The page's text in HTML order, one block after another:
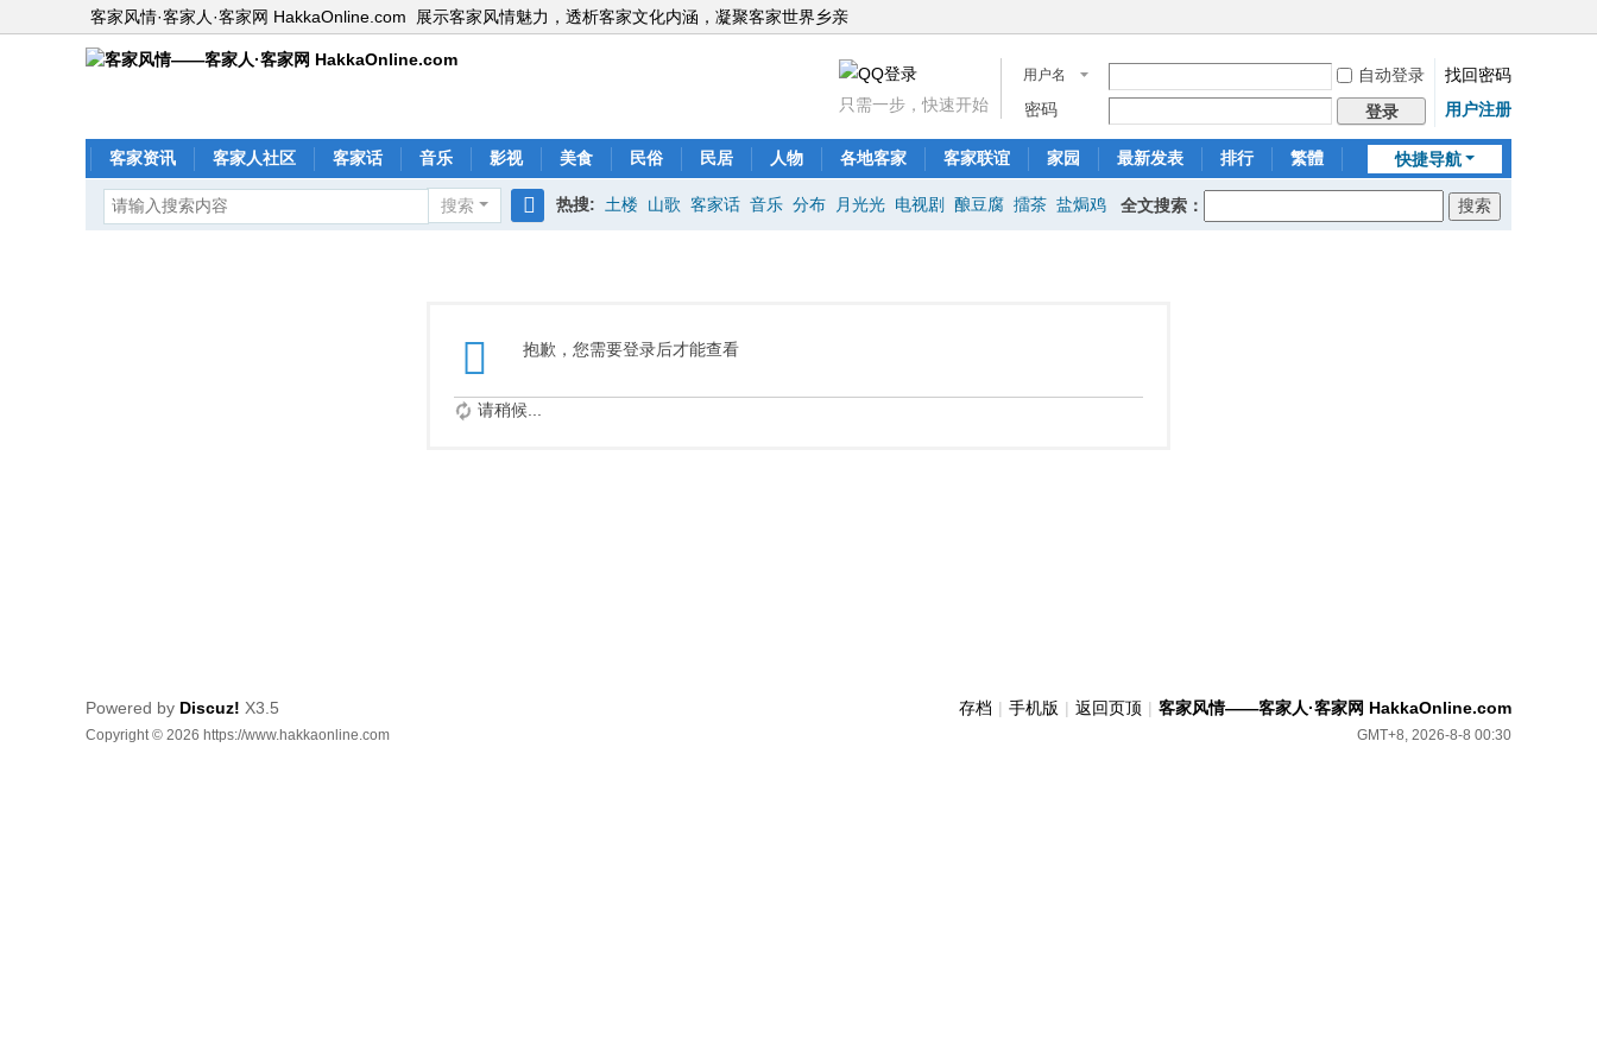
客家风情·客家人·客家网 HakkaOnline.com 展示客家风情魅力，透析客家文化内涵，凝聚客家世界乡亲
用户名 自动登录
找回密码
密码
登录 用户注册
只需一步，快速开始
快捷导航
客家资讯 客家人社区 客家话 音乐 影视 美食 民俗 民居 人物 各地客家 客家联谊 家园 最新发表 排行 繁體
搜索 热搜: 土楼 山歌 客家话 音乐 分布 月光光 电视剧 酿豆腐 擂茶 盐焗鸡 全文搜索：
抱歉，您需要登录后才能查看
请稍候...
存档 | 手机版 | 返回页顶 | 客家风情——客家人·客家网 HakkaOnline.com
GMT+8, 2026-8-8 00:30
Powered by Discuz! X3.5
Copyright © 2026 https://www.hakkaonline.com